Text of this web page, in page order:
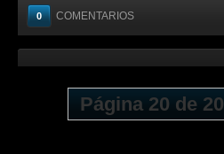
0 COMENTARIOS
Página 20 de 20